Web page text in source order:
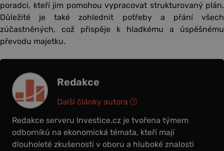
poradci, kteří jim pomohou vypracovat strukturovaný plán.
Důležité je také zohlednit potřeby a přání všech
zúčastněných, což přispěje k hladkému a úspěšnému
převodu majetku.
Redakce
Redakce serveru Investice.cz je tvořena týmem
odborníků na ekonomická témata, kteří mají
dlouholeté zkušenosti v oboru a hluboké znalosti
Další články autora